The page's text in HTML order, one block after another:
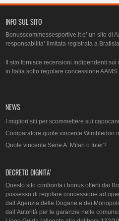
INFO SUL SITO
Bonusscommessesportive.it e’ un sito di
responsabilita’ limitata registrata a
Il sito fornisce recensioni indipendenti
in Italia sotto regolare concessione AAMS.
NEWS
I migliori siti per scommettere sui
Comparatore quote vincente Wimbledon
Quote vincente Serie A: Milan o Inter?
DECRETO DIGNITA’
Questo sito confronta i bonus offerti dai
possesso di regolare concessione ad
dall’Agenzia delle Dogane e dei
dall’Autorità per le garanzie nelle